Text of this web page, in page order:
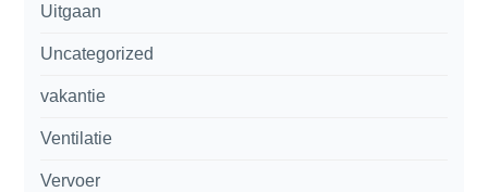
Uitgaan
Uncategorized
vakantie
Ventilatie
Vervoer